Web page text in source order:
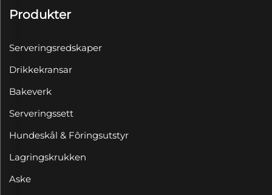
Produkter
Serveringsredskaper
Drikkekransar
Bakeverk
Serveringssett
Hundeskål & Fôringsutstyr
Lagringskrukken
Aske